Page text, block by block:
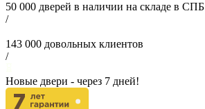
50 000 дверей в наличии на складе в СПБ
/
143 000 довольных клиентов
/
Новые двери - через 7 дней!